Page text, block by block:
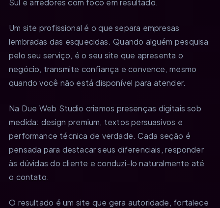
Um site profissional é o que separa empresas
lembradas das esquecidas. Quando alguém pesquisa
pelo seu serviço, é o seu site que apresenta o
negócio, transmite confiança e convence, mesmo
quando você não está disponível para atender.
Na Due Web Studio criamos presenças digitais sob
medida: design premium, textos persuasivos e
performance técnica de verdade. Cada seção é
pensada para destacar seus diferenciais, responder
às dúvidas do cliente e conduzi-lo naturalmente até
o contato.
O resultado é um site que gera autoridade, fortalece